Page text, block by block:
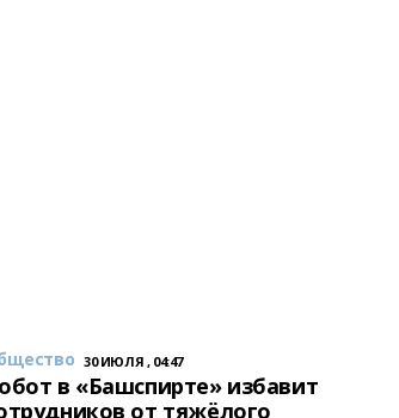
30 ИЮЛЯ , 04:47
в «Башспирте» избавит
от тяжёлого